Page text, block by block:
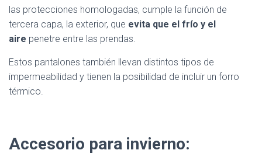
las protecciones homologadas, cumple la función de
tercera capa, la exterior, que evita que el frío y el
aire penetre entre las prendas.
Estos pantalones también llevan distintos tipos de
impermeabilidad y tienen la posibilidad de incluir un forro
térmico.
Accesorio para invierno: